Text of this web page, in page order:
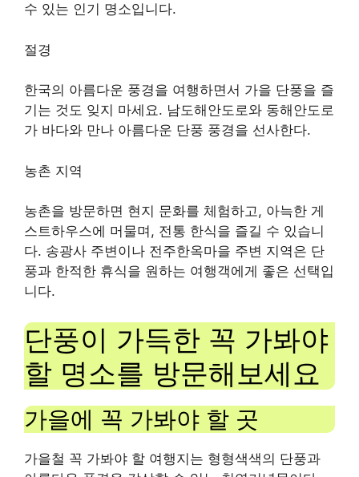
수 있는 인기 명소입니다.
절경
한국의 아름다운 풍경을 여행하면서 가을 단풍을 즐
기는 것도 잊지 마세요. 남도해안도로와 동해안도로
가 바다와 만나 아름다운 단풍 풍경을 선사한다.
농촌 지역
농촌을 방문하면 현지 문화를 체험하고, 아늑한 게
스트하우스에 머물며, 전통 한식을 즐길 수 있습니
다. 송광사 주변이나 전주한옥마을 주변 지역은 단
풍과 한적한 휴식을 원하는 여행객에게 좋은 선택입
니다.
단풍이 가득한 꼭 가봐야
할 명소를 방문해보세요
가을에 꼭 가봐야 할 곳
가을철 꼭 가봐야 할 여행지는 형형색색의 단풍과